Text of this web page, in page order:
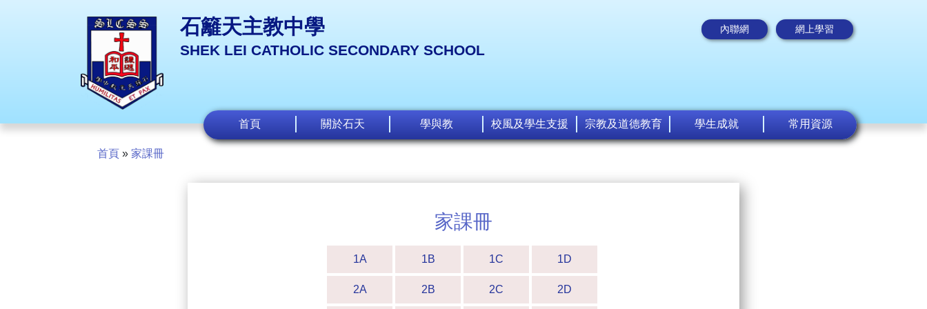
石籬天主教中學
SHEK LEI CATHOLIC SECONDARY SCHOOL
內聯網 網上學習
首頁 關於石天 學與教 校風及學生支援 宗教及道德教育 學生成就 常用資源
首頁 » 家課冊
家課冊
1A 1B 1C 1D
2A 2B 2C 2D